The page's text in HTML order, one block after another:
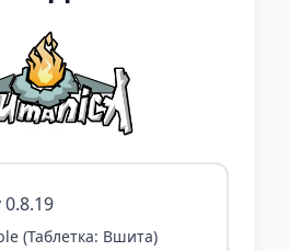
0.8.19
(Таблетка: Вшита)